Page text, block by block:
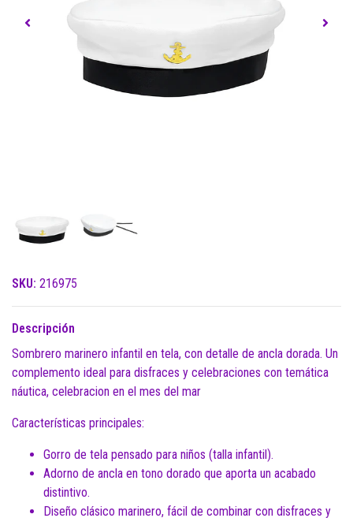
SKU: 216975
Descripción
Sombrero marinero infantil en tela, con detalle de ancla dorada. Un
complemento ideal para disfraces y celebraciones con temática
náutica, celebracion en el mes del mar
Características principales:
Gorro de tela pensado para niños (talla infantil).
Adorno de ancla en tono dorado que aporta un acabado
distintivo.
Diseño clásico marinero, fácil de combinar con disfraces y